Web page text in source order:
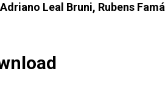
Leal Bruni, Rubens Famá